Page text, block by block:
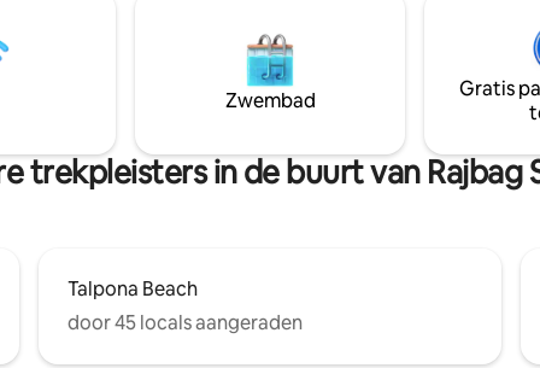
drukte van alle dag en dompel
onder in de rust van het leven
rivier. Boek nu je verblijf en
onvergetelijke herinneringen
Zwembad
Gratis
trekpleisters in de buurt van Rajbag
Talpona Beach
door 45 locals aangeraden